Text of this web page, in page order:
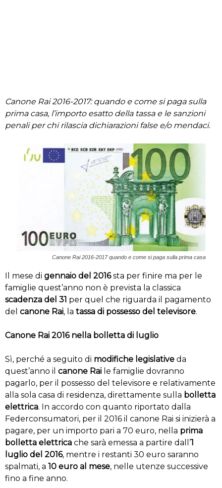
Canone Rai 2016-2017: quando e come si paga sulla
prima casa, l’importo esatto della tassa e le sanzioni
penali per chi rilascia dichiarazioni false e/o mendaci.
Canone Rai 2016-2017 quando e come si paga sulla prima casa
Il mese di gennaio del 2016sta per finire ma per le
famiglie quest’anno non è prevista la classica
scadenza del 31 per quel che riguarda il pagamento
del canone Rai, la tassa di possesso del televisore.
Canone Rai 2016 nella bolletta di luglio
Sì, perché a seguito di modifiche legislative da
quest’anno il canone Rai le famiglie dovranno
pagarlo, per il possesso del televisore e relativamente
alla sola casa di residenza, direttamente sulla bolletta
elettrica. In accordo con quanto riportato dalla
Federconsumatori, per il 2016 il canone Rai si inizierà a
pagare, per un importo pari a 70 euro, nella prima
bolletta elettrica che sarà emessa a partire dall’1
luglio del 2016, mentre i restanti 30 euro saranno
spalmati, a 10 euro al mese, nelle utenze successive
fino a fine anno.